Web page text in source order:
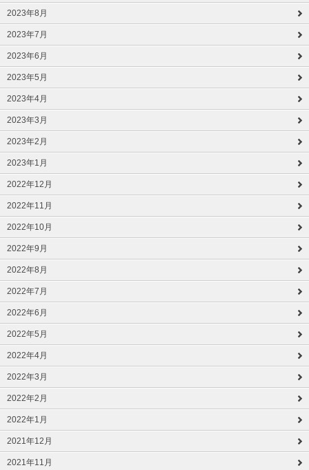
2023年8月
2023年7月
2023年6月
2023年5月
2023年4月
2023年3月
2023年2月
2023年1月
2022年12月
2022年11月
2022年10月
2022年9月
2022年8月
2022年7月
2022年6月
2022年5月
2022年4月
2022年3月
2022年2月
2022年1月
2021年12月
2021年11月